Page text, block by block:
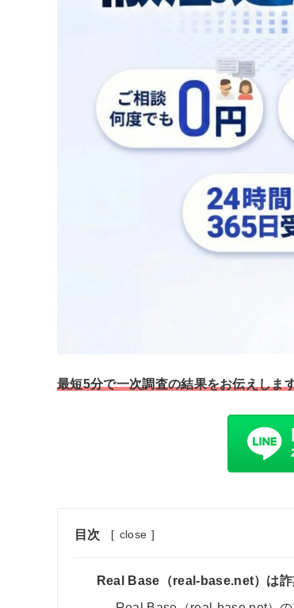
最短5分で一次調査の結果をお伝えしま
目次 [ close ]
Real Base（real-base.net）は